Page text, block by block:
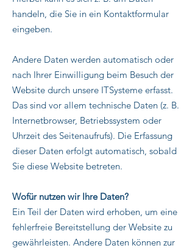
handeln, die Sie in ein Kontaktformular
eingeben.
Andere Daten werden automatisch oder
nach Ihrer Einwilligung beim Besuch der
Website durch unsere ITSysteme erfasst.
Das sind vor allem technische Daten (z. B.
Internetbrowser, Betriebssystem oder
Uhrzeit des Seitenaufrufs). Die Erfassung
dieser Daten erfolgt automatisch, sobald
Sie diese Website betreten.
Wofür nutzen wir Ihre Daten?
Ein Teil der Daten wird erhoben, um eine
fehlerfreie Bereitstellung der Website zu
gewährleisten. Andere Daten können zur